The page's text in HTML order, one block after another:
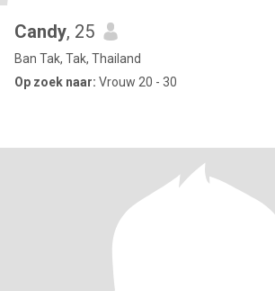
Candy, 25
Ban Tak, Tak, Thailand
Op zoek naar: Vrouw 20 - 30